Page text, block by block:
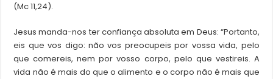
(Mc 11,24).
Jesus manda-nos ter confiança absoluta em Deus: “Portanto,
eis que vos digo: não vos preocupeis por vossa vida, pelo
que comereis, nem por vosso corpo, pelo que vestireis. A
vida não é mais do que o alimento e o corpo não é mais que